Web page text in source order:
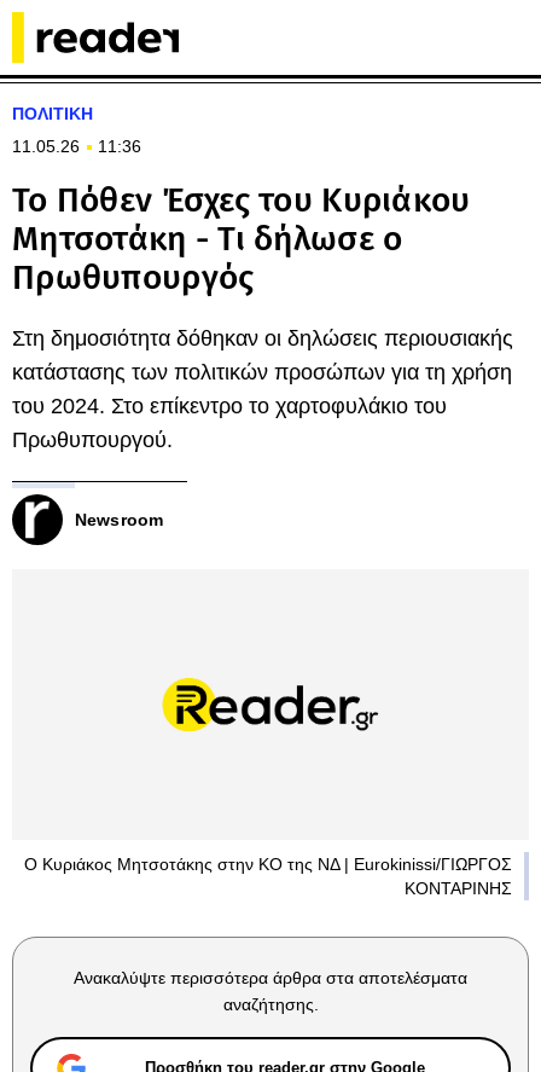
ΠΟΛΙΤΙΚΗ
11.05.26
11:36
Το Πόθεν Έσχες του Κυριάκου
Μητσοτάκη - Τι δήλωσε ο
Πρωθυπουργός
Στη δημοσιότητα δόθηκαν οι δηλώσεις περιουσιακής
κατάστασης των πολιτικών προσώπων για τη χρήση
του 2024. Στο επίκεντρο το χαρτοφυλάκιο του
Πρωθυπουργού.
Newsroom
Ο Κυριάκος Μητσοτάκης στην ΚΟ της ΝΔ | Eurokinissi/ΓΙΩΡΓΟΣ
ΚΟΝΤΑΡΙΝΗΣ
Ανακαλύψτε περισσότερα άρθρα στα αποτελέσματα
αναζήτησης.
Προσθήκη του reader.gr στην Google